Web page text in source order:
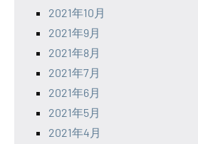
2021年10月
2021年9月
2021年8月
2021年7月
2021年6月
2021年5月
2021年4月